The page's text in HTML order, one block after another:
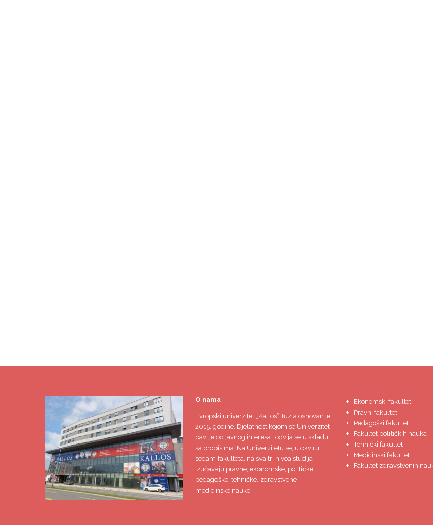
O nama
Evropski univerzitet „Kallos“ Tuzlaosnovan je
2015. godine. Djelatnost kojom se Univerzitet
bavi je od javnog interesa i odvija se u skladu
sa propisima. Na Univerzitetu se, u okviru
sedam fakulteta, na sva tri nivoa studija
izučavaju pravne, ekonomske, političke,
pedagoške, tehničke, zdravstvene i
medicinske nauke.
Ekonomski fakultet
Pravni fakultet
Pedagoški fakultet
Fakultet političkih nauka
Tehnički fakultet
Medicinski fakultet
Fakultet zdravstvenih